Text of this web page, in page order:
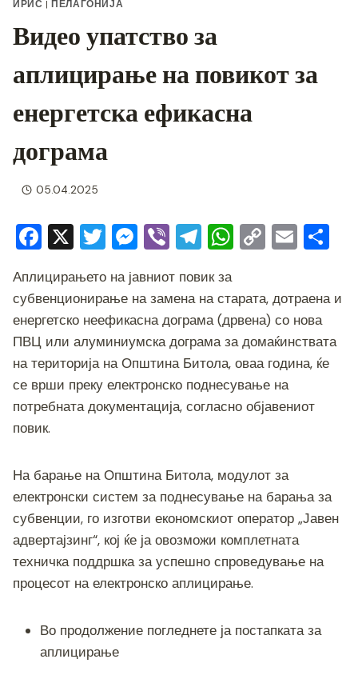
ИРИС |ПЕЛАГОНИЈА
Видео упатство за
аплицирање на повикот за
енергетска ефикасна
дограма
05.04.2025
F
c
e
b
o
o
k
X T
tt
er
M
ss
e
n
g
er
Vi
er
T
e
gr
a
m
W
at
s
A
p
p
C
p
y
Li
n
k
E
ai
l
ar
e
Аплицирањето на јавниот повик за
субвенционирање на замена на старата, дотраена и
енергетско неефикасна дограма (дрвена) со нова
ПВЦ или алуминиумска дограма за домаќинствата
на територија на Општина Битола, оваа година, ќе
се врши преку електронско поднесување на
потребната документација, согласно објавениот
повик.
На барање на Општина Битола, модулот за
електронски систем за поднесување на барања за
субвенции, го изготви економскиот оператор „Јавен
адвертајзинг“, кој ќе ја овозможи комплетната
техничка поддршка за успешно спроведување на
процесот на електронско аплицирање.
Во продолжение погледнете ја постапката за
аплицирање